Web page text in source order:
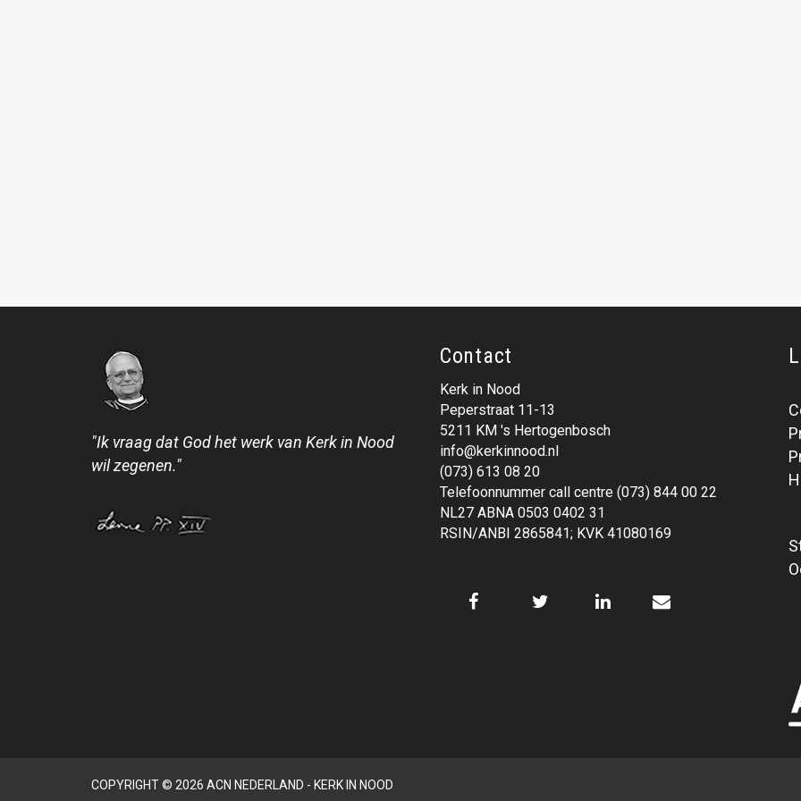
"Ik vraag dat God het werk van Kerk in Nood
wil zegenen."
Contact
Kerk in Nood
Peperstraat 11-13
5211 KM 's Hertogenbosch
info@kerkinnood.nl
(073) 613 08 20
Telefoonnummer call centre (073) 844 00 22
NL27 ABNA 0503 0402 31
RSIN/ANBI 2865841; KVK 41080169
COPYRIGHT © 2026 ACN NEDERLAND - KERK IN NOOD